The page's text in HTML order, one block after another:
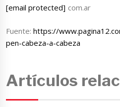
[email protected] com.ar
Fuente:https://
pen-cabeza-a-cabeza
Artículos